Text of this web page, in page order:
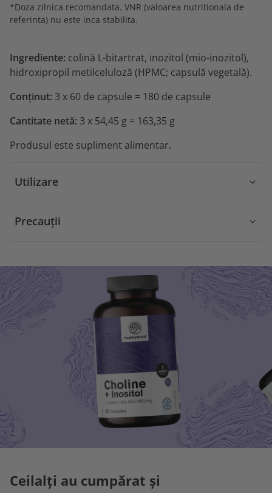
*Doza zilnica recomandata. VNR (valoarea nutritionala de
referinta) nu este inca stabilita.
Ingrediente: colină L-bitartrat, inozitol (mio-inozitol),
hidroxipropil metilceluloză (HPMC; capsulă vegetală).
Conținut: 3 x 60 de capsule = 180 de capsule
Cantitate netă: 3 x 54,45 g = 163,35 g
Produsul este supliment alimentar.
Utilizare
Precauții
Ceilalți au cumpărat și